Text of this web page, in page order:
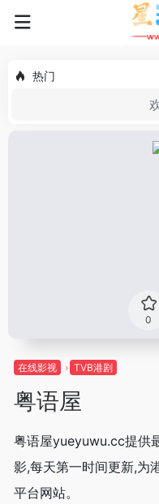
热门
0
在线影视 TVB港剧
粤语屋
粤语屋yueyuwu.cc提供
影,每天第一时间更新,为
平台网站。